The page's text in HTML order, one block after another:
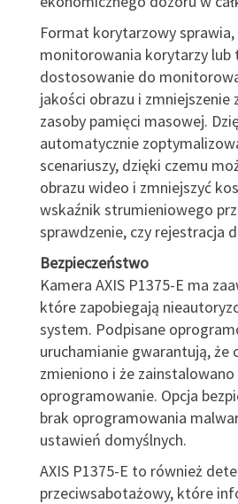
Format korytarzowy
monitorowania korytarzy lub
dostosowanie do
jakości obrazu i
zasoby pamięci masowej.
automatycznie
scenariuszy, dzięki czemu
obrazu wideo i zmniejszyć
wskaźnik strumieniowego
sprawdzenie, czy rejestracja
Bezpieczeństwo
Kamera AXIS P1375-E ma
które zapobiegają
system. Podpisane
uruchamianie gwarantują,
zmieniono i że
oprogramowanie. Opcja
brak oprogramowania
ustawień domyślnych.
AXIS P1375-E to również
przeciwsabotażowy, które